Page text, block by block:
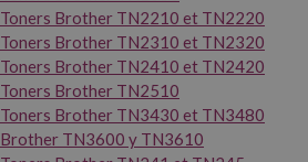
Toners Brother TN2210 et TN2220
Toners Brother TN2310 et TN2320
Toners Brother TN2410 et TN2420
Toners Brother TN2510
Toners Brother TN3430 et TN3480
Brother TN3600 y TN3610